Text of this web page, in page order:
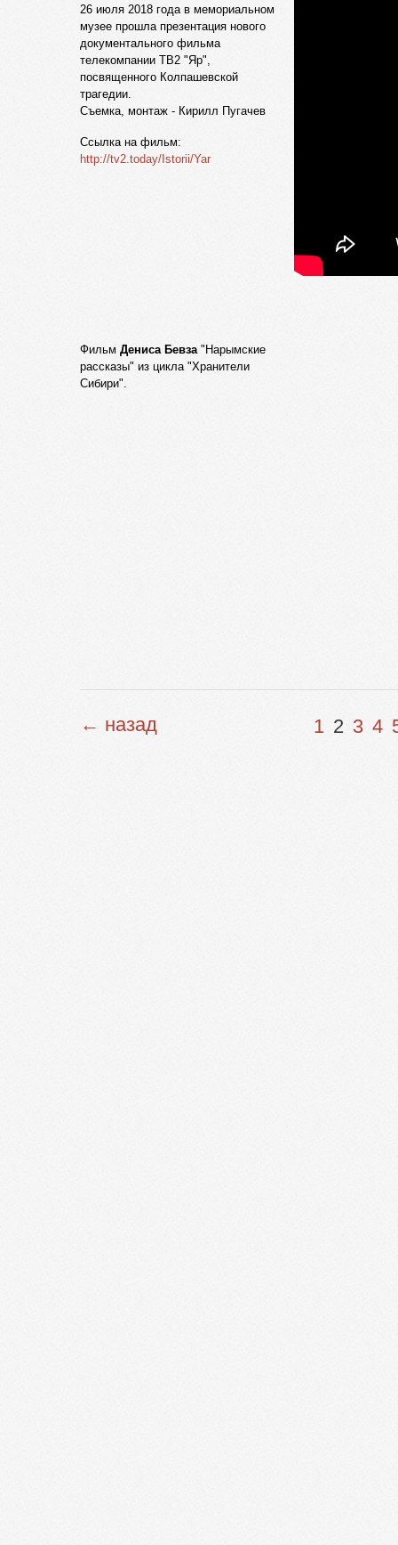
26 июля 2018 года в мемориальном
музее прошла презентация нового
документального фильма
телекомпании ТВ2 "Яр",
посвященного Колпашевской
трагедии.
Съемка, монтаж - Кирилл Пугачев
Ссылка на фильм:
http://tv2.today/Istorii/Yar
Фильм Дениса Бевза "Нарымские
рассказы" из цикла "Хранители
Сибири".
← назад 1 2 3 4